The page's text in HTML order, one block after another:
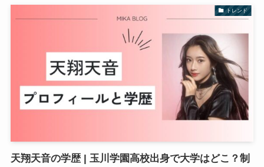
トレンド
天翔天音の学歴 | 玉川学園高校出身で大学はどこ？制